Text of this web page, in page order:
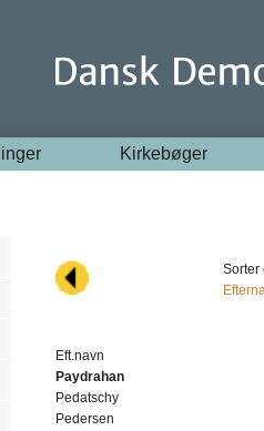
Kirkebøger
Sorter
Eft.navn
Paydrahan
Pedatschy
Pedersen